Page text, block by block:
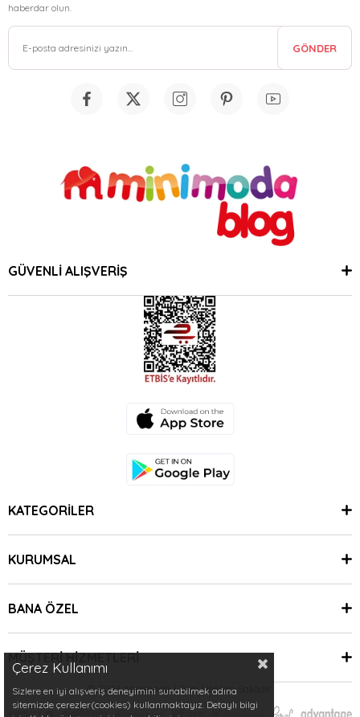
haberdar olun.
GÖNDER
GÜVENLİ ALIŞVERİŞ
KATEGORİLER
KURUMSAL
BANA ÖZEL
MÜŞTERİ HİZMETLERİ
© 2024 Minimoda | Tüm Hakları Saklıdır.
Çerez Kullanımı
Sizlere en iyi alışveriş deneyimini sunabilmek adına
sitemizde çerezler(cookies) kullanmaktayız. Detaylı bilgi